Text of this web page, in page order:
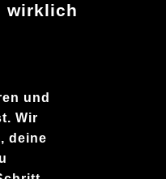
wirklich
und
Wir
deine